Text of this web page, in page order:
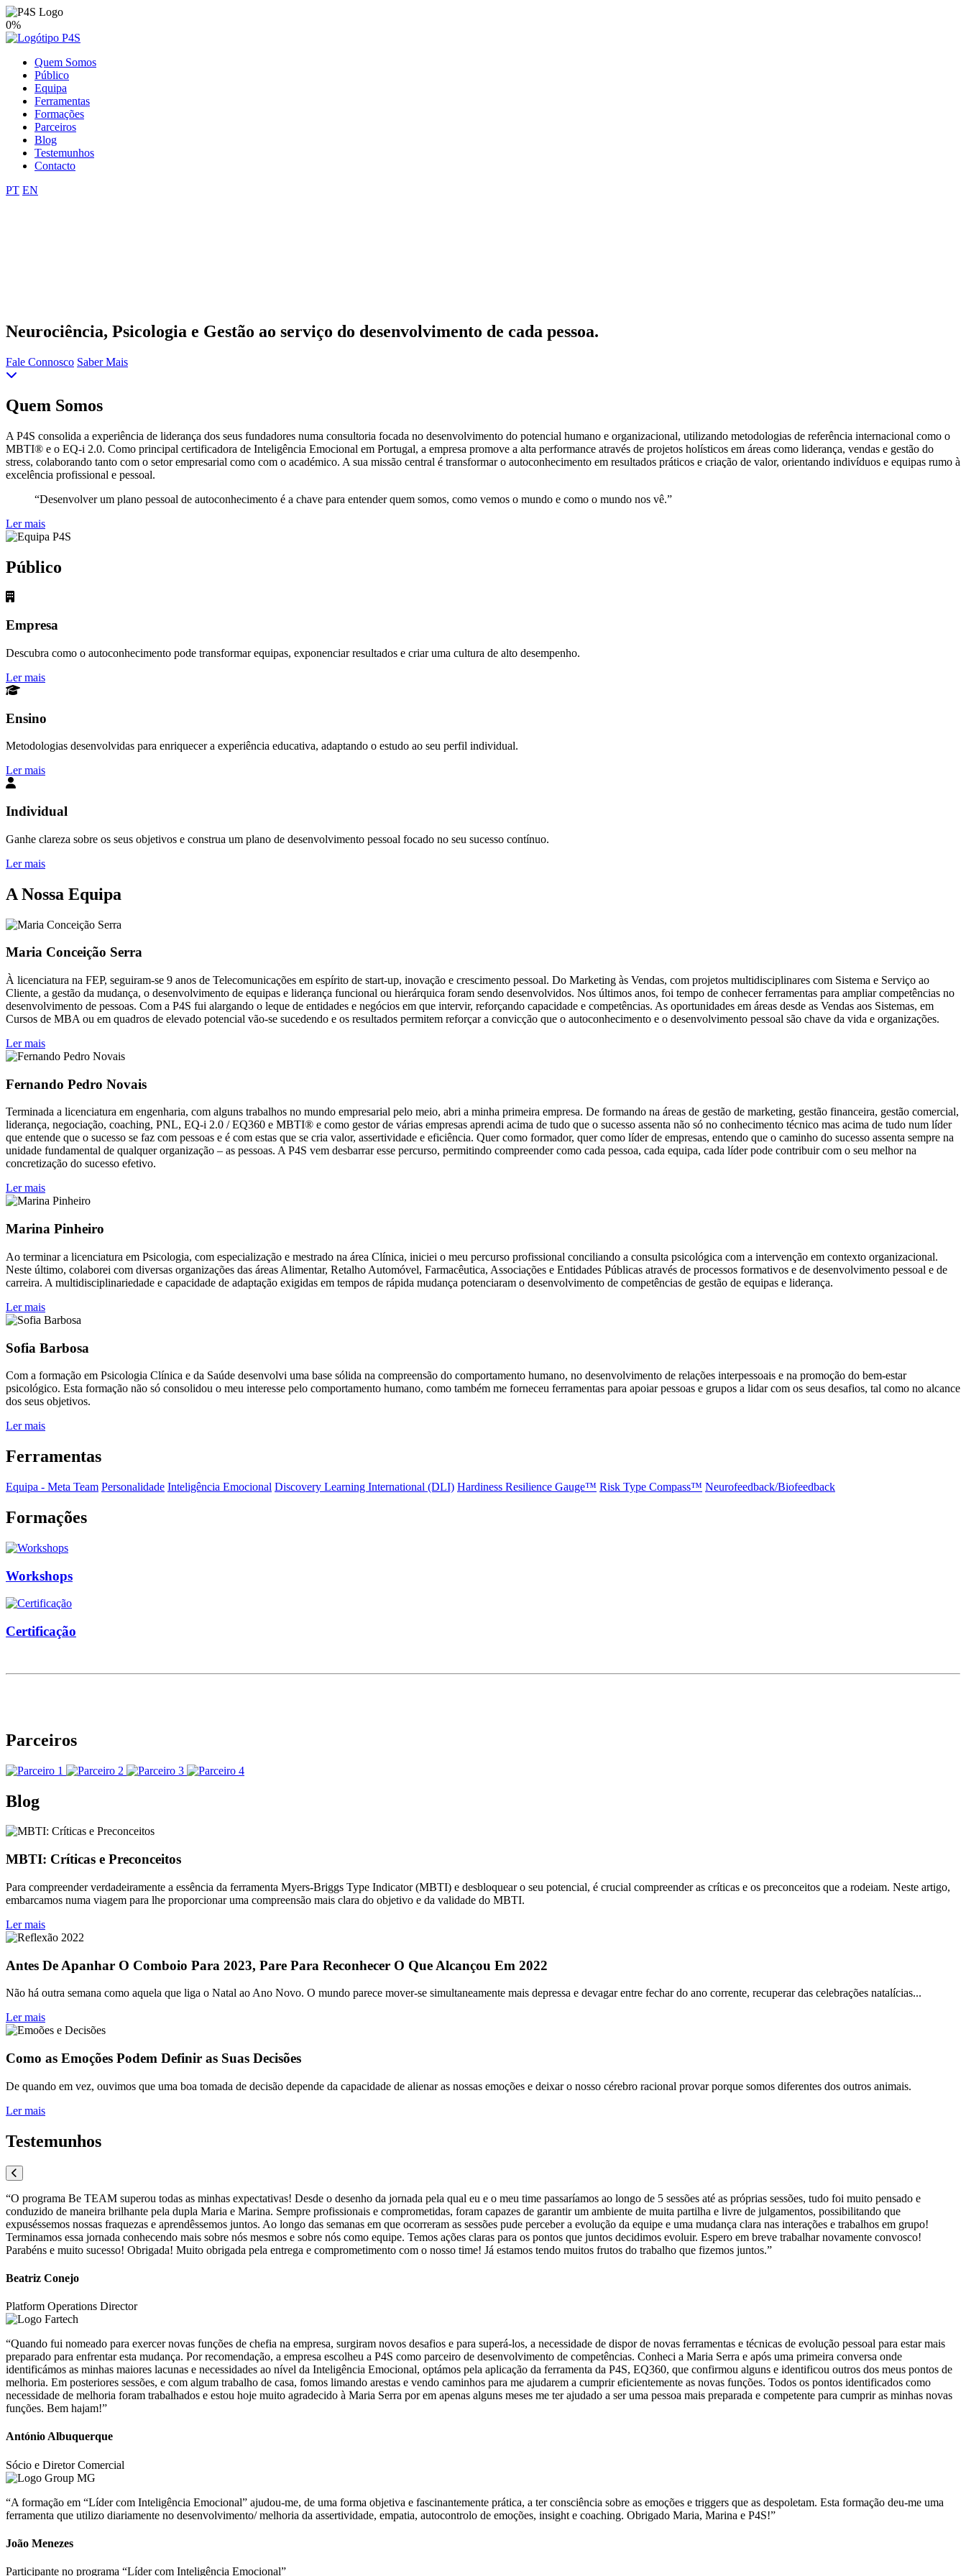
0%
Quem Somos
Público
Equipa
Ferramentas
Formações
Parceiros
Blog
Testemunhos
Contacto
PT EN
Neurociência, Psicologia e Gestão ao serviço do desenvolvimento de cada pessoa.
Fale Connosco Saber Mais
Quem Somos
A P4S consolida a experiência de liderança dos seus fundadores numa consultoria focada no desenvolvimento do potencial humano e organizacional, utilizando metodologias de referência internacional como o
MBTI® e o EQ-i 2.0. Como principal certificadora de Inteligência Emocional em Portugal, a empresa promove a alta performance através de projetos holísticos em áreas como liderança, vendas e gestão do
stress, colaborando tanto com o setor empresarial como com o académico. A sua missão central é transformar o autoconhecimento em resultados práticos e criação de valor, orientando indivíduos e equipas rumo à
excelência profissional e pessoal.
“Desenvolver um plano pessoal de autoconhecimento é a chave para entender quem somos, como vemos o mundo e como o mundo nos vê.”
Ler mais
Público
Empresa
Descubra como o autoconhecimento pode transformar equipas, exponenciar resultados e criar uma cultura de alto desempenho.
Ler mais
Ensino
Metodologias desenvolvidas para enriquecer a experiência educativa, adaptando o estudo ao seu perfil individual.
Ler mais
Individual
Ganhe clareza sobre os seus objetivos e construa um plano de desenvolvimento pessoal focado no seu sucesso contínuo.
Ler mais
A Nossa Equipa
Maria Conceição Serra
À licenciatura na FEP, seguiram-se 9 anos de Telecomunicações em espírito de start-up, inovação e crescimento pessoal. Do Marketing às Vendas, com projetos multidisciplinares com Sistema e Serviço ao
Cliente, a gestão da mudança, o desenvolvimento de equipas e liderança funcional ou hierárquica foram sendo desenvolvidos. Nos últimos anos, foi tempo de conhecer ferramentas para ampliar competências no
desenvolvimento de pessoas. Com a P4S fui alargando o leque de entidades e negócios em que intervir, reforçando capacidade e competências. As oportunidades em áreas desde as Vendas aos Sistemas, em
Cursos de MBA ou em quadros de elevado potencial vão-se sucedendo e os resultados permitem reforçar a convicção que o autoconhecimento e o desenvolvimento pessoal são chave da vida e organizações.
Ler mais
Fernando Pedro Novais
Terminada a licenciatura em engenharia, com alguns trabalhos no mundo empresarial pelo meio, abri a minha primeira empresa. De formando na áreas de gestão de marketing, gestão financeira, gestão comercial,
liderança, negociação, coaching, PNL, EQ-i 2.0 / EQ360 e MBTI® e como gestor de várias empresas aprendi acima de tudo que o sucesso assenta não só no conhecimento técnico mas acima de tudo num líder
que entende que o sucesso se faz com pessoas e é com estas que se cria valor, assertividade e eficiência. Quer como formador, quer como líder de empresas, entendo que o caminho do sucesso assenta sempre na
unidade fundamental de qualquer organização – as pessoas. A P4S vem desbarrar esse percurso, permitindo compreender como cada pessoa, cada equipa, cada líder pode contribuir com o seu melhor na
concretização do sucesso efetivo.
Ler mais
Marina Pinheiro
Ao terminar a licenciatura em Psicologia, com especialização e mestrado na área Clínica, iniciei o meu percurso profissional conciliando a consulta psicológica com a intervenção em contexto organizacional.
Neste último, colaborei com diversas organizações das áreas Alimentar, Retalho Automóvel, Farmacêutica, Associações e Entidades Públicas através de processos formativos e de desenvolvimento pessoal e de
carreira. A multidisciplinariedade e capacidade de adaptação exigidas em tempos de rápida mudança potenciaram o desenvolvimento de competências de gestão de equipas e liderança.
Ler mais
Sofia Barbosa
Com a formação em Psicologia Clínica e da Saúde desenvolvi uma base sólida na compreensão do comportamento humano, no desenvolvimento de relações interpessoais e na promoção do bem-estar
psicológico. Esta formação não só consolidou o meu interesse pelo comportamento humano, como também me forneceu ferramentas para apoiar pessoas e grupos a lidar com os seus desafios, tal como no alcance
dos seus objetivos.
Ler mais
Ferramentas
Equipa - Meta Team Personalidade Inteligência Emocional Discovery Learning International (DLI) Hardiness Resilience Gauge™️ Risk Type Compass™️ Neurofeedback/Biofeedback
Formações
Workshops
Certificação
Parceiros
Blog
MBTI: Críticas e Preconceitos
Para compreender verdadeiramente a essência da ferramenta Myers-Briggs Type Indicator (MBTI) e desbloquear o seu potencial, é crucial compreender as críticas e os preconceitos que a rodeiam. Neste artigo,
embarcamos numa viagem para lhe proporcionar uma compreensão mais clara do objetivo e da validade do MBTI.
Ler mais
Antes De Apanhar O Comboio Para 2023, Pare Para Reconhecer O Que Alcançou Em 2022
Não há outra semana como aquela que liga o Natal ao Ano Novo. O mundo parece mover-se simultaneamente mais depressa e devagar entre fechar do ano corrente, recuperar das celebrações natalícias...
Ler mais
Como as Emoções Podem Definir as Suas Decisões
De quando em vez, ouvimos que uma boa tomada de decisão depende da capacidade de alienar as nossas emoções e deixar o nosso cérebro racional provar porque somos diferentes dos outros animais.
Ler mais
Testemunhos
“O programa Be TEAM superou todas as minhas expectativas! Desde o desenho da jornada pela qual eu e o meu time passaríamos ao longo de 5 sessões até as próprias sessões, tudo foi muito pensado e
conduzido de maneira brilhante pela dupla Maria e Marina. Sempre profissionais e comprometidas, foram capazes de garantir um ambiente de muita partilha e livre de julgamentos, possibilitando que
expuséssemos nossas fraquezas e aprendêssemos juntos. Ao longo das semanas em que ocorreram as sessões pude perceber a evolução da equipe e uma mudança clara nas interações e trabalhos em grupo!
Terminamos essa jornada conhecendo mais sobre nós mesmos e sobre nós como equipe. Temos ações claras para os pontos que juntos decidimos evoluir. Espero em breve trabalhar novamente convosco!
Parabéns e muito sucesso! Obrigada! Muito obrigada pela entrega e comprometimento com o nosso time! Já estamos tendo muitos frutos do trabalho que fizemos juntos.”
Beatriz Conejo
Platform Operations Director
“Quando fui nomeado para exercer novas funções de chefia na empresa, surgiram novos desafios e para superá-los, a necessidade de dispor de novas ferramentas e técnicas de evolução pessoal para estar mais
preparado para enfrentar esta mudança. Por recomendação, a empresa escolheu a P4S como parceiro de desenvolvimento de competências. Conheci a Maria Serra e após uma primeira conversa onde
identificámos as minhas maiores lacunas e necessidades ao nível da Inteligência Emocional, optámos pela aplicação da ferramenta da P4S, EQ360, que confirmou alguns e identificou outros dos meus pontos de
melhoria. Em posteriores sessões, e com algum trabalho de casa, fomos limando arestas e vendo caminhos para me ajudarem a cumprir eficientemente as novas funções. Todos os pontos identificados como
necessidade de melhoria foram trabalhados e estou hoje muito agradecido à Maria Serra por em apenas alguns meses me ter ajudado a ser uma pessoa mais preparada e competente para cumprir as minhas novas
funções. Bem hajam!”
António Albuquerque
Sócio e Diretor Comercial
“A formação em “Líder com Inteligência Emocional” ajudou-me, de uma forma objetiva e fascinantemente prática, a ter consciência sobre as emoções e triggers que as despoletam. Esta formação deu-me uma
ferramenta que utilizo diariamente no desenvolvimento/ melhoria da assertividade, empatia, autocontrolo de emoções, insight e coaching. Obrigado Maria, Marina e P4S!”
João Menezes
Participante no programa “Líder com Inteligência Emocional”